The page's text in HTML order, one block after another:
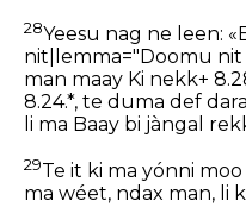
28Yeesu nag ne leen:
nit|lemma="Doomu nit
man maay Ki nekk+
8.24.*, te duma def
li ma Baay bi jàngal
29Te it ki ma yónni
ma wéet, ndax man, li